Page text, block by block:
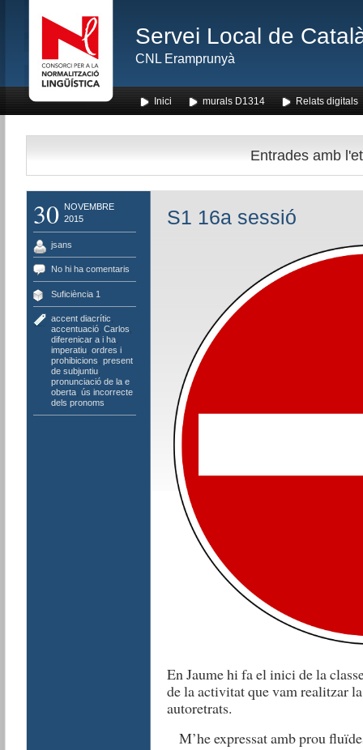
Servei Local de
CNL Eramprunyà
Inici murals D1314 Relats digitals
Entrades amb
30
NOVEMBRE
2015
jsans
No hi ha comentaris
Suficiència 1
accent diacrític
accentuació, Carlos
diferenicar a i ha,
imperatiu, ordres i
prohibicions present
de subjuntiu,
pronunciació de la e
oberta, ús incorrecte
dels pronoms
S1 16a sessió
En Jaume hi fa el inici de la
de la activitat que vam realitzar
autoretrats.
M’he expressat amb prou